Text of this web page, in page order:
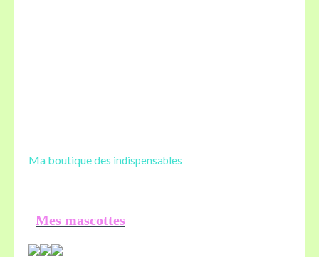
Ma boutique des indispensables
Mes mascottes